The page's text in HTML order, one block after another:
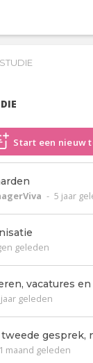
Start een nieuw
- 5 jaar
geleden
vacatures en
geleden
gesprek,
1 maand geleden